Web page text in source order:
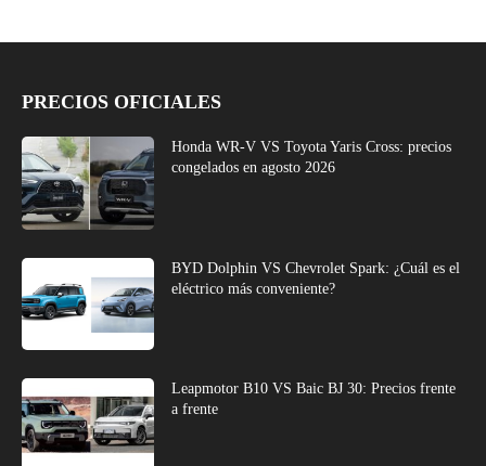
PRECIOS OFICIALES
Honda WR-V VS Toyota Yaris Cross: precios
congelados en agosto 2026
BYD Dolphin VS Chevrolet Spark: ¿Cuál es el
eléctrico más conveniente?
Leapmotor B10 VS Baic BJ 30: Precios frente
a frente